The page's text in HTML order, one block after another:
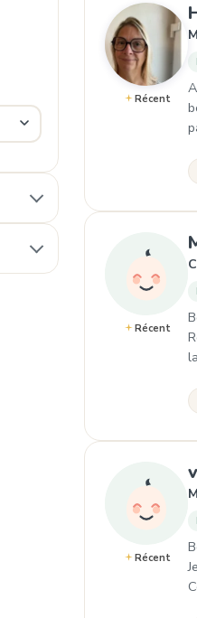
Récent
Récent
Récent